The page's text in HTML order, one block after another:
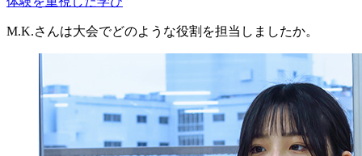
M.K.さんは大会でどのような役割を担当しましたか。